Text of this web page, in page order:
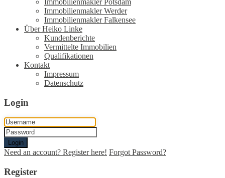
Immobilienmakler Potsdam
Immobilienmakler Werder
Immobilienmakler Falkensee
Über Heiko Linke
Kundenberichte
Vermittelte Immobilien
Qualifikationen
Kontakt
Impressum
Datenschutz
Login
Login
Need an account? Register here! Forgot Password?
Register